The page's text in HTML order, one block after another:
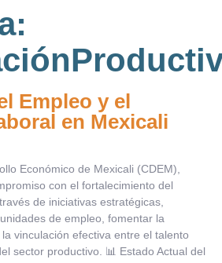
Empleo y el
en Mexicali
Económico de Mexicali (CDEM),
con el fortalecimiento del
de iniciativas estratégicas,
de empleo, fomentar la
vinculación efectiva entre el talento
sector productivo. 📊 Estado Actual del